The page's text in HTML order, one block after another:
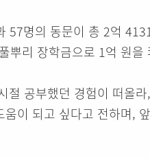
57명의 동문이 총 2억
뿌리 장학금으로 1억 원을
절 공부했던 경험이 떠올
이 되고 싶다고 전하며,